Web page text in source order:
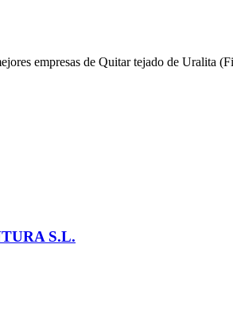
empresas de Quitar tejado de Uralita
S.L.